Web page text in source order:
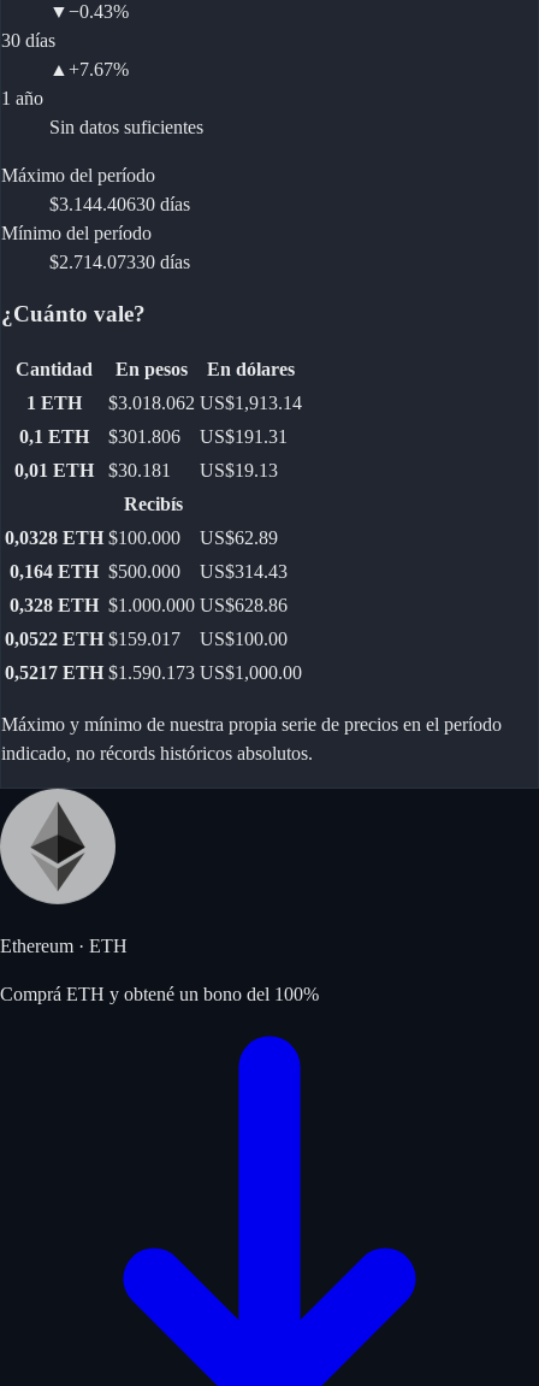
▼−0.43%
30 días
▲ +7.67%
1 año
Sin datos suficientes
Máximo del período
$3.144.40630 días
Mínimo del período
$2.714.07330 días
¿Cuánto vale?
Cantidad En pesos
En dólares
1 ETH $3.018.062 US$1,913.14
0,1 ETH $301.806
US$191.31
0,01 ETH $30.181
US$19.13
Recibís
0,0328 ETH $100.000
US$62.89
0,164 ETH $500.000
US$314.43
0,328 ETH $1.000.000 US$628.86
0,0522 ETH $159.017
US$100.00
0,5217 ETH $1.590.173 US$1,000.00
Máximo y mínimo de nuestra propia serie de precios en el período
indicado, no récords históricos absolutos.
Ethereum · ETH
Comprá ETH y obtené un bono del 100%